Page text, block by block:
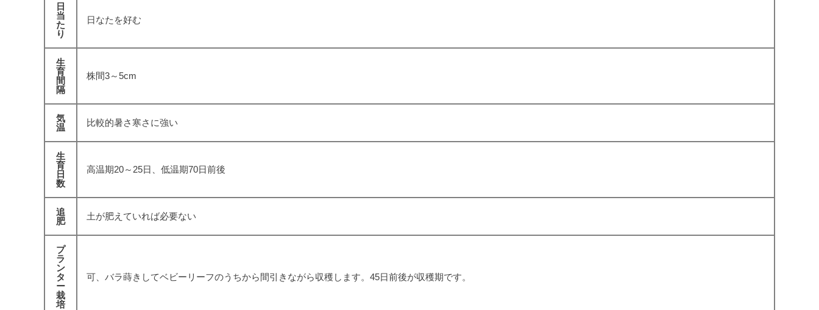
日
当
た
り
日なたを好む
生
育
間
隔
株間3～5cm
気
温
比較的暑さ寒さに強い
生
育
日
数
高温期20～25日、低温期70日前後
追
肥
土が肥えていれば必要ない
プ
ラ
ン
タ
ー
栽
培
可、バラ蒔きしてベビーリーフのうちから間引きながら収穫します。45日前後が収穫期です。